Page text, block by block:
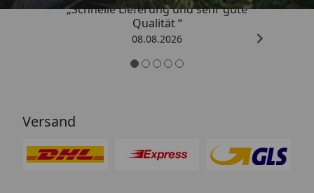
„Schnelle Lieferung und sehr gute
Qualität “
08.08.2026
Versand